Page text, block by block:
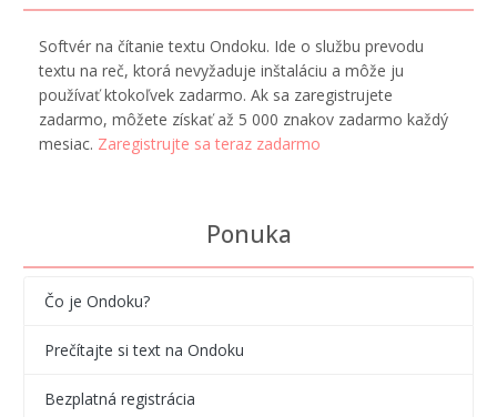
Softvér na čítanie textu Ondoku. Ide o službu prevodu
textu na reč, ktorá nevyžaduje inštaláciu a môže ju
používať ktokoľvek zadarmo. Ak sa zaregistrujete
zadarmo, môžete získať až 5 000 znakov zadarmo každý
mesiac. Zaregistrujte sa teraz zadarmo
Ponuka
Čo je Ondoku?
Prečítajte si text na Ondoku
Bezplatná registrácia